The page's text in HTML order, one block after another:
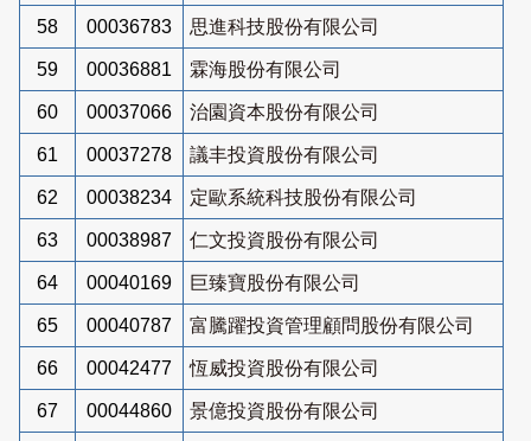
58 00036783 思進科技股份有限公司
59 00036881 霖海股份有限公司
60 00037066 治園資本股份有限公司
61 00037278 議丰投資股份有限公司
62 00038234 定歐系統科技股份有限公司
63 00038987 仁文投資股份有限公司
64 00040169 巨臻寶股份有限公司
65 00040787 富騰躍投資管理顧問股份有限公司
66 00042477 恆威投資股份有限公司
67 00044860 景億投資股份有限公司